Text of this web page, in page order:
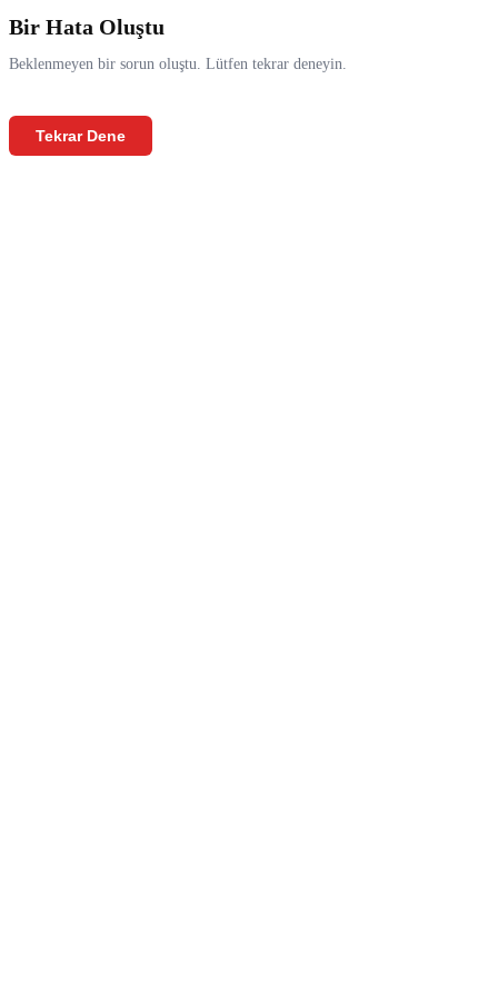
Bir Hata Oluştu
Beklenmeyen bir sorun oluştu. Lütfen tekrar deneyin.
Tekrar Dene